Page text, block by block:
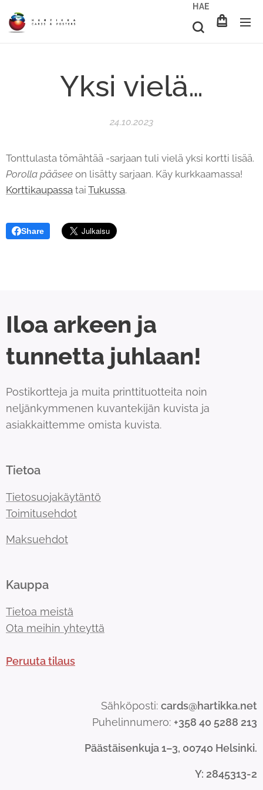
HAE
Yksi vielä…
24.10.2023
Tonttulasta tömähtää -sarjaan tuli vielä yksi kortti lisää.
Porolla pääsee on lisätty sarjaan. Käy kurkkaamassa!
Korttikaupassa tai Tukussa.
Share
Iloa arkeen ja
tunnetta juhlaan!
Postikortteja ja muita printtituotteita noin
neljänkymmenen kuvantekijän kuvista ja
asiakkaittemme omista kuvista.
Tietoa
Tietosuojakäytäntö
Toimitusehdot
Maksuehdot
Kauppa
Tietoa meistä
Ota meihin yhteyttä
Peruuta tilaus
Sähköposti: cards@hartikka.net
Puhelinnumero: +358 40 5288 213
Päästäisenkuja 1–3, 00740 Helsinki.
Y: 2845313-2